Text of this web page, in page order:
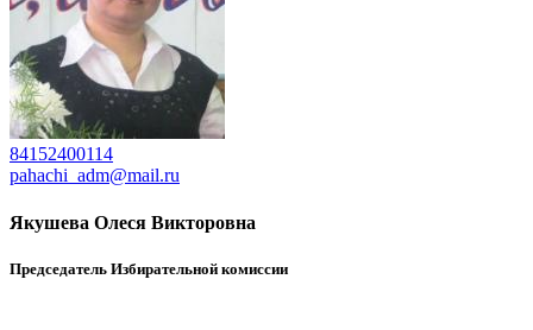
84152400114
pahachi_adm@mail.ru
Якушева Олеся Викторовна
Председатель Избирательной комиссии